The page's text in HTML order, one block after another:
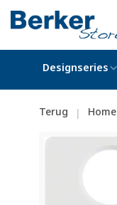
Designseries
Terug | Home